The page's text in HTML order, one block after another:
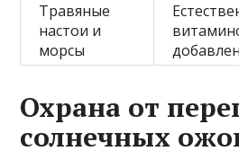
Травяные
настои и
морсы
Охрана от
солнечных